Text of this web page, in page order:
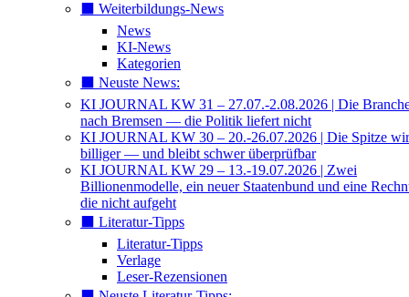
⬛️ Weiterbildungs-News
News
KI-News
Kategorien
⬛️ Neuste News:
KI JOURNAL KW 31 – 27.07.-2.08.2026 | Die
nach Bremsen — die Politik liefert nicht
KI JOURNAL KW 30 – 20.-26.07.2026 | Die Spitze
billiger — und bleibt schwer überprüfbar
KI JOURNAL KW 29 – 13.-19.07.2026 | Zwei
Billionenmodelle, ein neuer Staatenbund und eine
die nicht aufgeht
⬛️ Literatur-Tipps
Literatur-Tipps
Verlage
Leser-Rezensionen